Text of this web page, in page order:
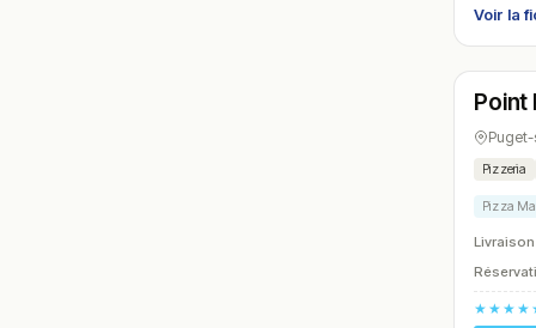
Voir la
N° 18
Fermé
Point
Pizzeria
Pizza
Livraison